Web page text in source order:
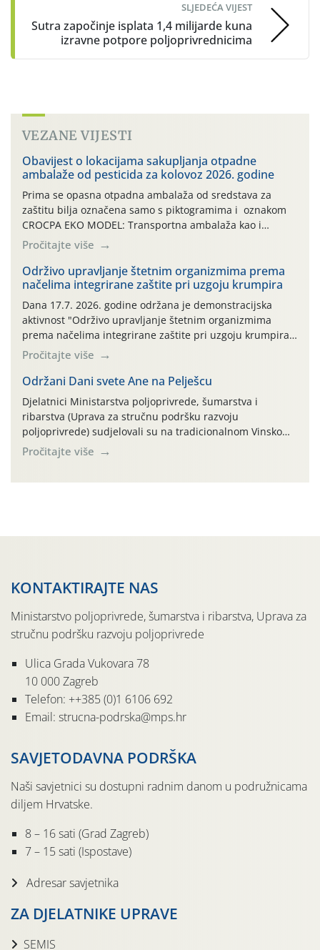
SLJEDEĆA VIJEST
Sutra započinje isplata 1,4 milijarde kuna
izravne potpore poljoprivrednicima
VEZANE VIJESTI
Obavijest o lokacijama sakupljanja otpadne
ambalaže od pesticida za kolovoz 2026. godine
Prima se opasna otpadna ambalaža od sredstava za
zaštitu bilja označena samo s piktogramima i oznakom
CROCPA EKO MODEL: Transportna ambalaža kao i
ambalaža drugih proizvoda koji nisu sredstva za zaštitu
bilja (npr. ambalaža od mineralnih gnojiva,) se ne
prihvaća. Korisnicima je osiguran besplatni povrat
prazne ambalaže isključivo ovih tvrtki: AGROCHEM-MAKS,
AGRONOM, ALBAUGH TKI* (PINUS […]
Pročitajte više
Održivo upravljanje štetnim organizmima prema
načelima integrirane zaštite pri uzgoju krumpira
Dana 17.7. 2026. godine održana je demonstracijska
aktivnost "Održivo upravljanje štetnim organizmima
prema načelima integrirane zaštite pri uzgoju krumpira"
na pokusnom polju "Poredje", kraj naselja Belica (ARKOD
parcela ID 2445031) (središnji dio Međimurske županije).
Pročitajte više
Održani Dani svete Ane na Pelješcu
Djelatnici Ministarstva poljoprivrede, šumarstva i
ribarstva (Uprava za stručnu podršku razvoju
poljoprivrede) sudjelovali su na tradicionalnom Vinskom
forumu, održanom 24.07.2026. godine u Domu vinarske
tradicije u Putnikovićima na poluotoku Pelješcu, u
Pročitajte više
KONTAKTIRAJTE NAS
Ministarstvo poljoprivrede, šumarstva i ribarstva, Uprava za
stručnu podršku razvoju poljoprivrede
Ulica Grada Vukovara 78
10 000 Zagreb
Telefon: ++385 (0)1 6106 692
Email: strucna-podrska@mps.hr
SAVJETODAVNA PODRŠKA
Naši savjetnici su dostupni radnim danom u podružnicama
diljem Hrvatske.
8 – 16 sati (Grad Zagreb)
7 – 15 sati (Ispostave)
Adresar savjetnika
ZA DJELATNIKE UPRAVE
SEMIS